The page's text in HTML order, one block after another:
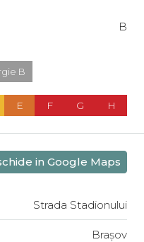
B
B
E F G H
in Google Maps
Strada Stadionului
Brașov